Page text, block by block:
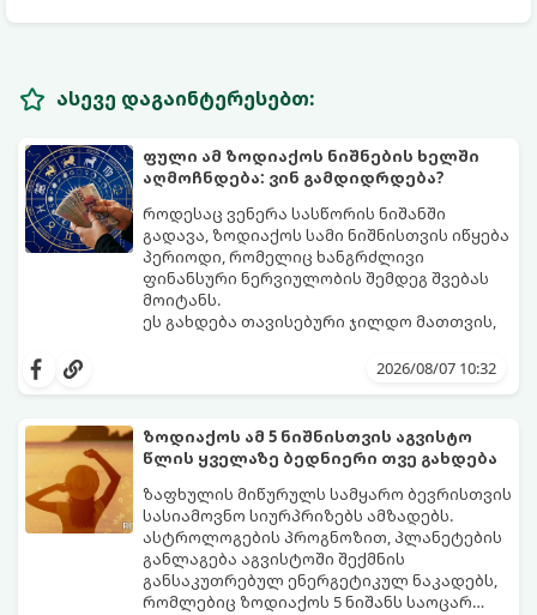
ასევე დაგაინტერესებთ:
ფული ამ ზოდიაქოს ნიშნების ხელში
აღმოჩნდება: ვინ გამდიდრდება?
როდესაც ვენერა სასწორის ნიშანში
გადავა, ზოდიაქოს სამი ნიშნისთვის იწყება
პერიოდი, რომელიც ხანგრძლივი
ფინანსური ნერვიულობის შემდეგ შვებას
მოიტანს.
ეს გახდება თავისებური ჯილდო მათთვის,
იჩენდა და სირთულეების მიუხედავად წინ
სურვილების გადადებასა და ხარჯების
მკაცრ კონტროლს. თუმცა, ახლა სიტუაცია
თანდათან შეიცვლება.
პრობლემები, რომლებიც უსასრულო
გეგონათ, უკან დაიხევს, ამასთან ერთად კი
გაჩნდება მეტი ნდობა მომავლის მიმართ.
რთული პერიოდის შემდეგ ეს ნიშნები
შეძლებენ ამოისუნთქონ და დაინახონ
ახალი შესაძლებლობები.
2026/08/07 10:32
ზოდიაქოს ამ 5 ნიშნისთვის აგვისტო
წლის ყველაზე ბედნიერი თვე გახდება
ზაფხულის მიწურულს სამყარო ბევრისთვის
სასიამოვნო სიურპრიზებს ამზადებს.
ასტროლოგების პროგნოზით, პლანეტების
განლაგება აგვისტოში შექმნის
განსაკუთრებულ ენერგეტიკულ ნაკადებს,
რომლებიც ზოდიაქოს 5 ნიშანს საოცარ